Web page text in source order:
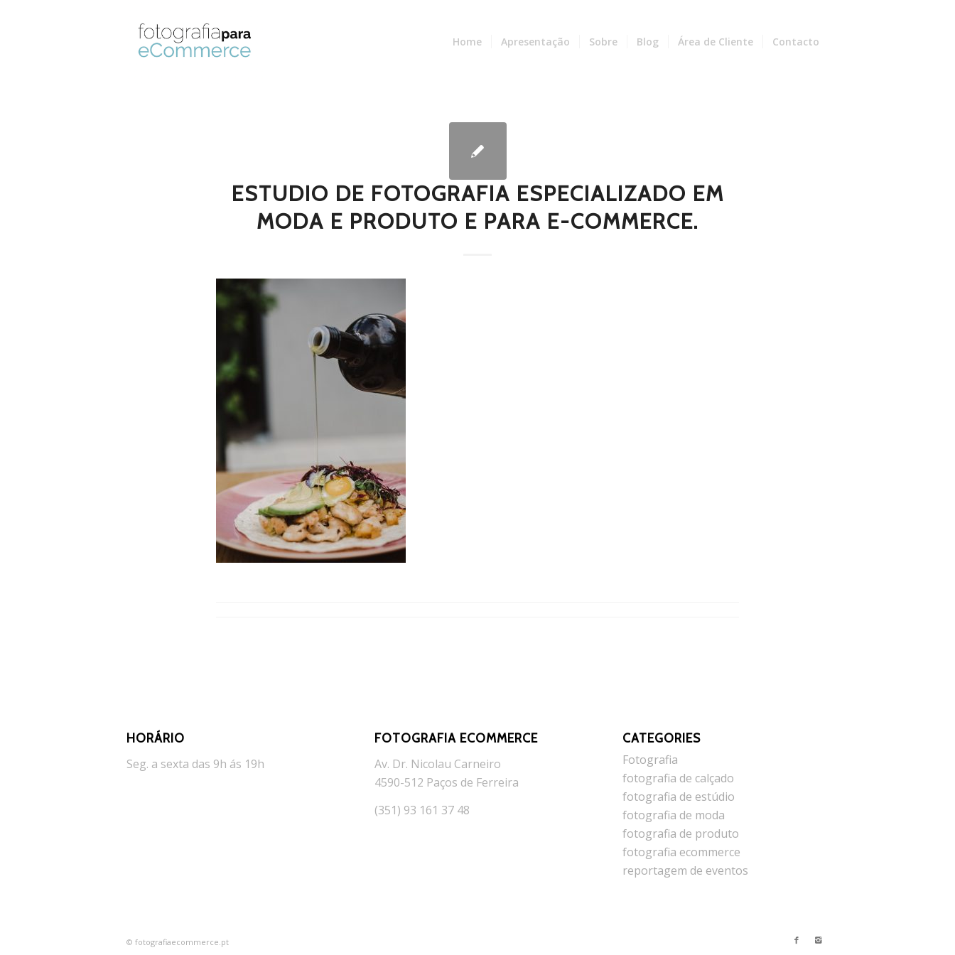
Home Apresentação Sobre Blog Área de Cliente Contacto
ESTUDIO DE FOTOGRAFIA ESPECIALIZADO EM
MODA E PRODUTO E PARA E-COMMERCE.
HORÁRIO
Seg. a sexta das 9h ás 19h
FOTOGRAFIA ECOMMERCE
Av. Dr. Nicolau Carneiro
4590-512 Paços de Ferreira
(351) 93 161 37 48
CATEGORIES
Fotografia
fotografia de calçado
fotografia de estúdio
fotografia de moda
fotografia de produto
fotografia ecommerce
reportagem de eventos
© fotografiaecommerce.pt